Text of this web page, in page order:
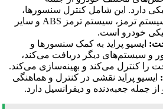
دارد. این شامل کنترل سنسورها،
سیستم روشنایی، سیستم ترمز، سیستم ترمز ABS و سایر
خودرو است.
ایسیو پراید به کمک سنسورها و
و سیستم‌های دیگر دریافت می‌کند،
کنترل می‌کند و بهینه‌سازی می‌کند.
ایسیو پراید نقشی در کنترل و هماهنگی
جمله جعبه‌دنده و دیفرانسیل دارد.